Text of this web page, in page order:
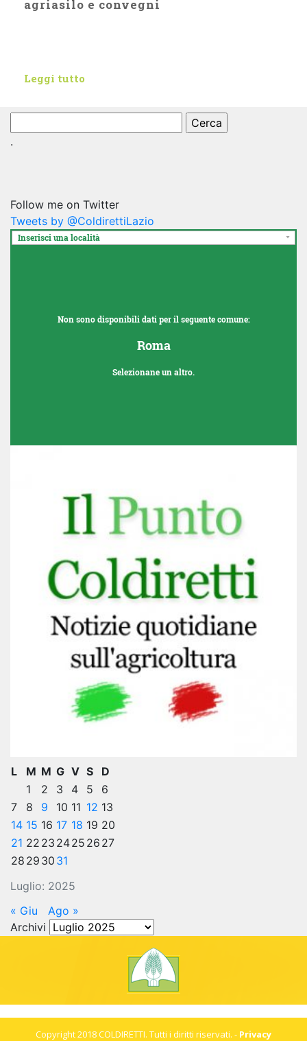
agriasilo e convegni
Leggi tutto
per:
.
Follow me on Twitter
Tweets by @ColdirettiLazio
Inserisci una località
Non sono disponibili dati per il seguente comune:
Roma
Selezionane un altro.
Luglio: 2025
L M M G V S
D
1
2 3 4 5
6
7
8 9 10 11 12 13
14 15 16 17 18 19 20
21 22 23 2425 26 27
28 29 30 31
« Giu
Ago »
Archivi Archivi
Copyright 2018 COLDIRETTI. Tutti i diritti riservati. - Privacy